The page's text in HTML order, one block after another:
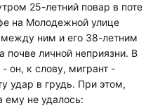
25-летний повар в поте
на Молодежной улице
ним и его 38-летним
почве личной неприязни. В
он, к слову, мигрант -
удар в грудь. При этом,
ему не удалось: